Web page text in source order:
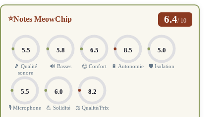
⭐Notes MeowChip 6.4/ 10
5.5
🎵 Qualité
sonore
5.8
🔊 Basses
6.5
😌 Confort
8.5
🔋 Autonomie
5.0
🛡️ Isolation
5.5
🎙️ Microphone
6.0
💪 Solidité
8.2
⚖️ Qualité/Prix